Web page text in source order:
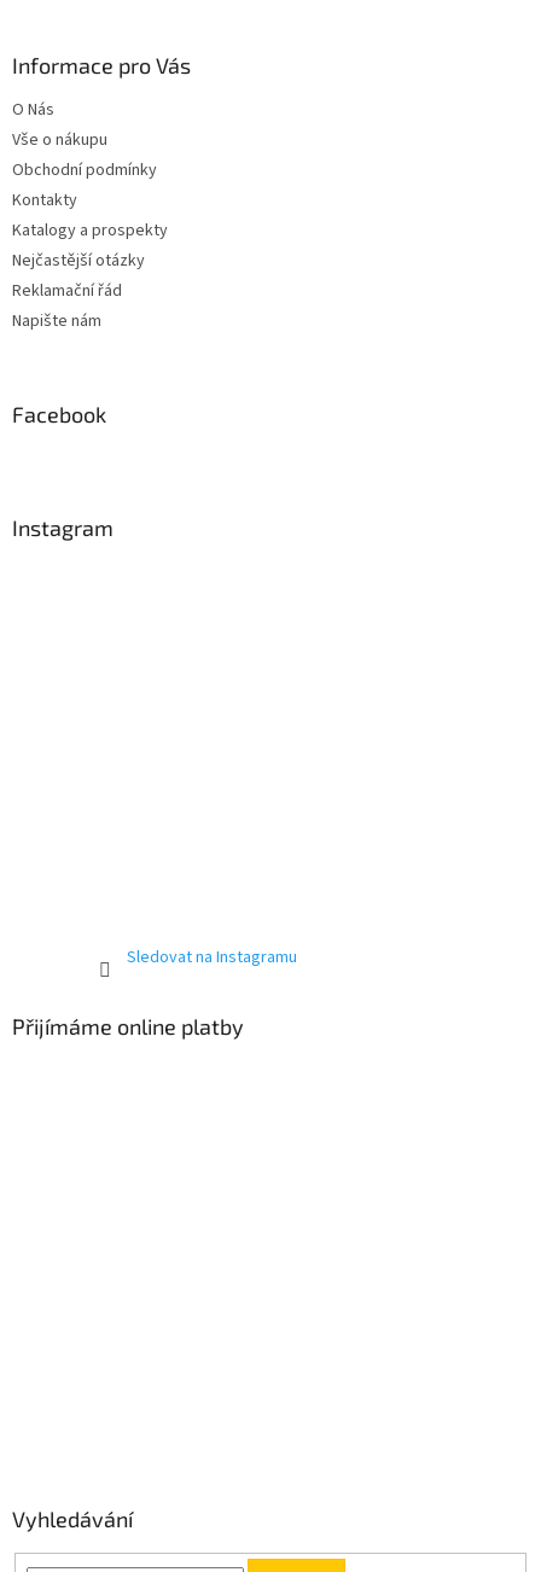
Informace pro Vás
O Nás
Vše o nákupu
Obchodní podmínky
Kontakty
Katalogy a prospekty
Nejčastější otázky
Reklamační řád
Napište nám
Facebook
Instagram
Sledovat na Instagramu
Přijímáme online platby
Vyhledávání